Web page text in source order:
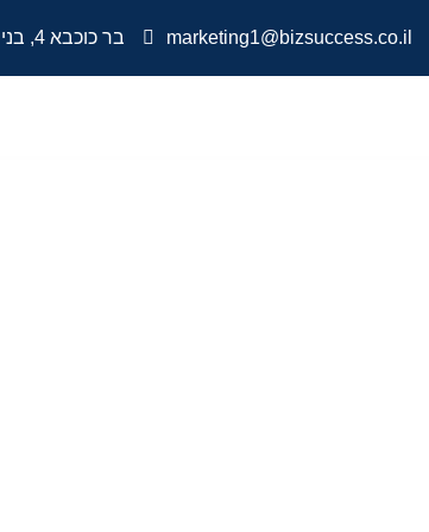
marketing1@bizsuccess.co.il בר כוכבא 4, בני ברק